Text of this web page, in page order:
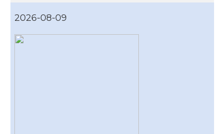
2026-08-09